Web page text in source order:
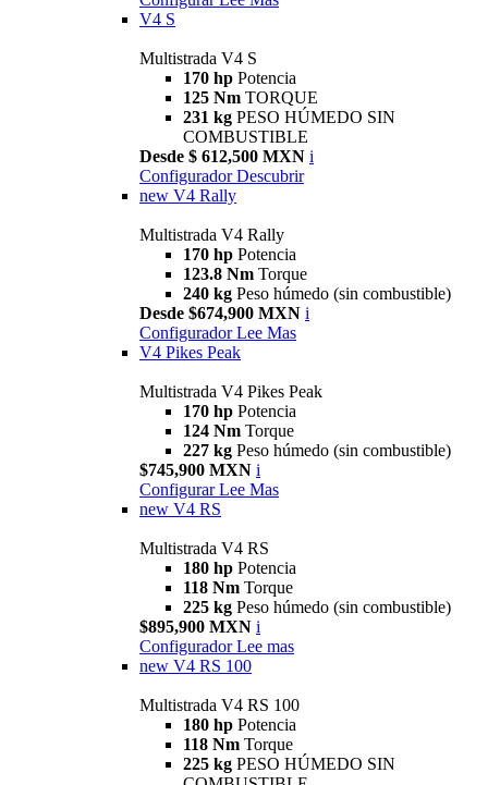
V4 S
Multistrada V4 S
170 hp Potencia
125 Nm TORQUE
231 kg PESO HÚMEDO SIN
COMBUSTIBLE
Desde $ 612,500 MXN i
Configurador Descubrir
new V4 Rally
Multistrada V4 Rally
170 hp Potencia
123.8 Nm Torque
240 kg Peso húmedo (sin combustible)
Desde $674,900 MXN i
Configurador Lee Mas
V4 Pikes Peak
Multistrada V4 Pikes Peak
170 hp Potencia
124 Nm Torque
227 kg Peso húmedo (sin combustible)
$745,900 MXN i
Configurar Lee Mas
new V4 RS
Multistrada V4 RS
180 hp Potencia
118 Nm Torque
225 kg Peso húmedo (sin combustible)
$895,900 MXN i
Configurador Lee mas
new V4 RS 100
Multistrada V4 RS 100
180 hp Potencia
118 Nm Torque
225 kg PESO HÚMEDO SIN